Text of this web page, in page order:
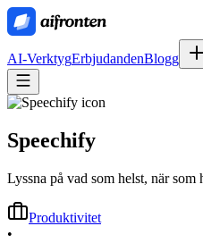
AI-VerktygErbjudandenBlogg
Speechify
Lyssna på vad som helst, när som
Produktivitet
•